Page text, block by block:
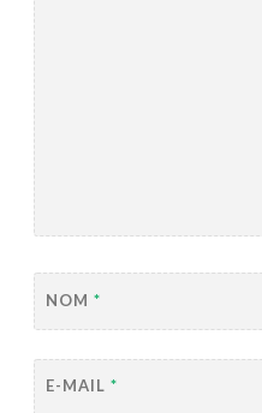
NOM *
E-MAIL *